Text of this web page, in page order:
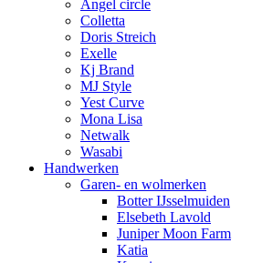
Angel circle
Colletta
Doris Streich
Exelle
Kj Brand
MJ Style
Yest Curve
Mona Lisa
Netwalk
Wasabi
Handwerken
Garen- en wolmerken
Botter IJsselmuiden
Elsebeth Lavold
Juniper Moon Farm
Katia